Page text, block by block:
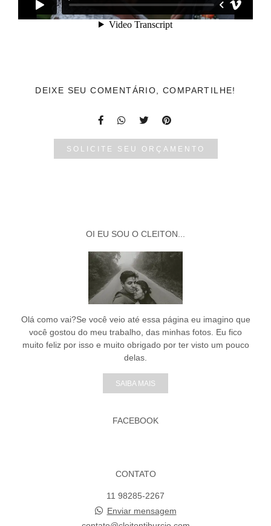
DEIXE SEU COMENTÁRIO, COMPARTILHE!
SOLICITE SEU ORÇAMENTO
OI EU SOU O CLEITON...
Olá como vai?Se você veio até essa página eu imagino que
você gostou do meu trabalho, das minhas fotos. Eu fico
muito feliz por isso e muito obrigado por ter visto um pouco
delas.
SAIBA MAIS
FACEBOOK
CONTATO
11 98285-2267
Enviar mensagem